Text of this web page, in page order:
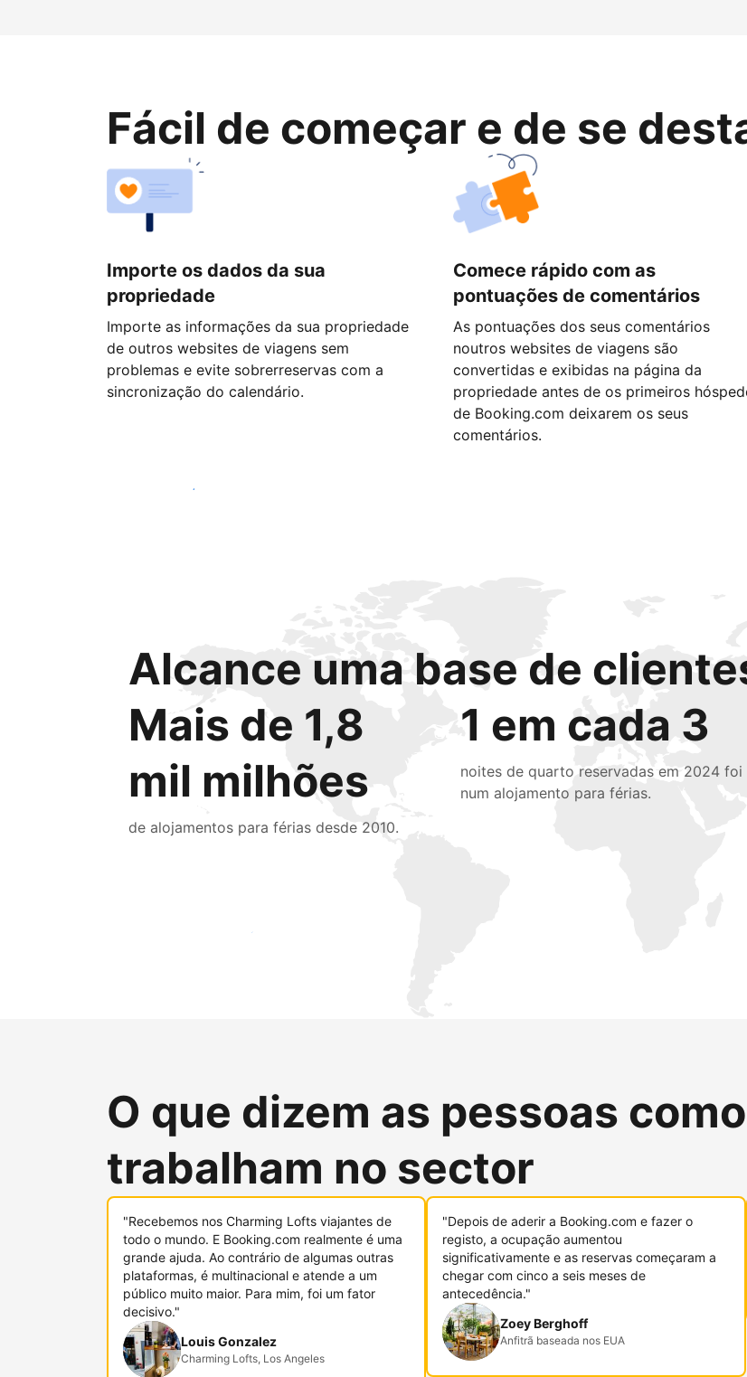
Fácil de começar e de se
Importe os dados da sua
propriedade
Importe as informações da sua propriedade
de outros websites de viagens sem
problemas e evite sobrerreservas com a
sincronização do calendário.
Comece rápido com as
pontuações de comentários
As pontuações dos seus comentários
noutros websites de viagens são
convertidas e exibidas na página da
propriedade antes de os primeiros
de Booking.com deixarem os seus
comentários.
Comece hoje mesmo
Alcance uma base de
Mais de 1,8
mil milhões
de alojamentos para férias desde 2010.
1 em cada 3
noites de quarto reservadas em 2024 foi
num alojamento para férias.
Chegue hoje mesmo a novas pessoas
O que dizem as pessoas
trabalham no sector
"Recebemos nos Charming Lofts viajantes de
todo o mundo. E Booking.com realmente é uma
grande ajuda. Ao contrário de algumas outras
plataformas, é multinacional e atende a um
público muito maior. Para mim, foi um fator
decisivo."
Louis Gonzalez
Charming Lofts, Los Angeles
"Depois de aderir a Booking.com e fazer o
registo, a ocupação aumentou
significativamente e as reservas começaram a
chegar com cinco a seis meses de
antecedência."
Zoey Berghoff
Anfitrã baseada nos EUA